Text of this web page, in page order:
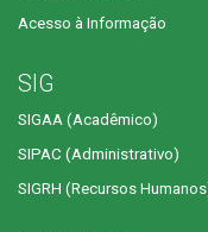
Acesso à Informação
SIG
SIGAA (Acadêmico)
SIPAC (Administrativo)
SIGRH (Recursos